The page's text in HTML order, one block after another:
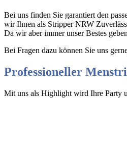
Bei uns finden Sie garantiert den
wir Ihnen als Stripper NRW
Da wir aber immer unser Bestes
Bei Fragen dazu können Sie uns
Professioneller
Mit uns als Highlight wird Ihre Party